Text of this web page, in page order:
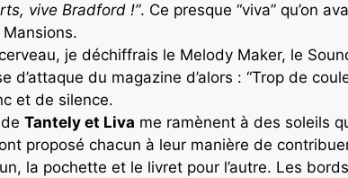
vive Bradford !”. Ce presque “viva” qu’on
je déchiffrais le Melody Maker, le
du magazine d’alors : “Trop de
et de silence.
Tantely et Liva me ramènent à des soleils
proposé chacun à leur manière de
la pochette et le livret pour l’autre. Les